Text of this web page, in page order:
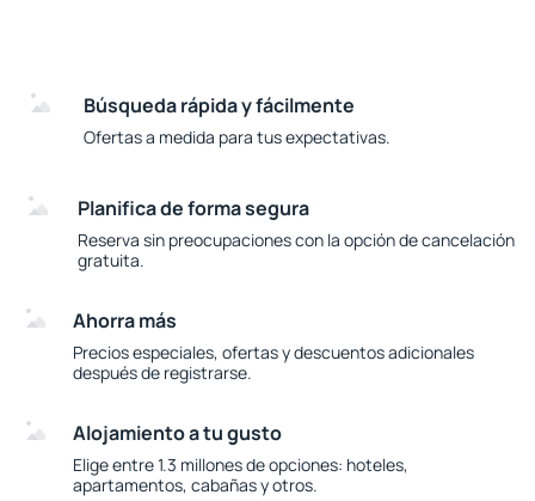
Búsqueda rápida y fácilmente
Ofertas a medida para tus expectativas.
Planifica de forma segura
Reserva sin preocupaciones con la opción de cancelación
gratuita.
Ahorra más
Precios especiales, ofertas y descuentos adicionales
después de registrarse.
Alojamiento a tu gusto
Elige entre 1.3 millones de opciones: hoteles,
apartamentos, cabañas y otros.